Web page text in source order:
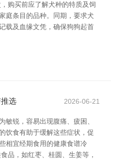
购买前应了解犬种的特质及饲
庭条目的品种。同期，要求犬
载及血缘文凭，确保狗狗起首
选 2026-06-21
敏锐，容易出现腹痛、疲困、
饮食有助于缓解这些症状，促
相宜经期食用的健康食谱冷
品，如红枣、桂圆、生姜等，